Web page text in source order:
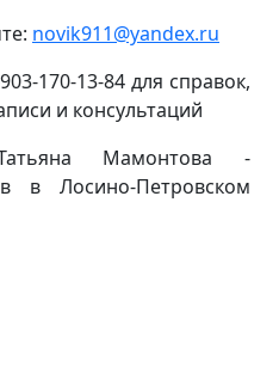
novik911@yandex.ru
170-13-84 для справок,
и консультаций
Мамонтова -
в Лосино-Петровском